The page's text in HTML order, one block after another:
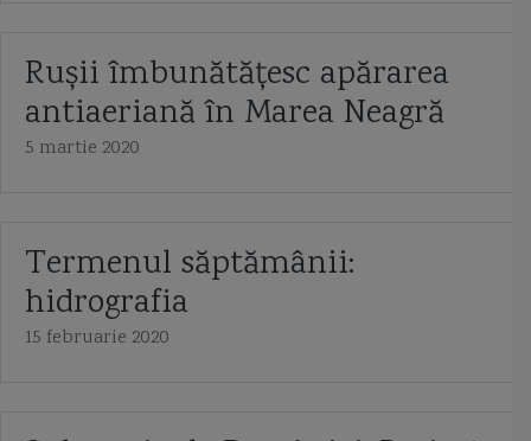
Rușii îmbunătățesc apărarea
antiaeriană în Marea Neagră
5 martie 2020
Termenul săptămânii:
hidrografia
15 februarie 2020